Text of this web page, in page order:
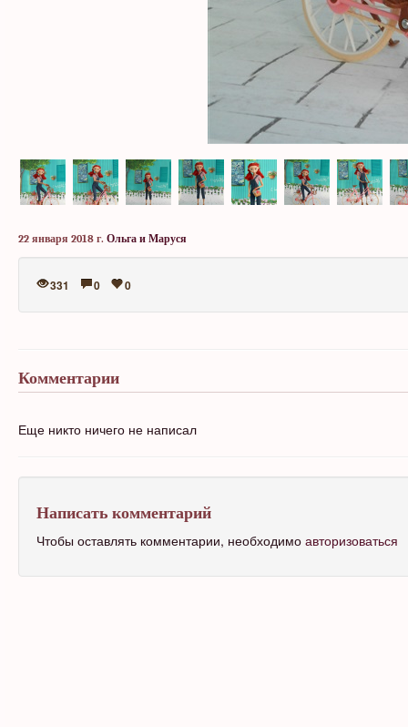
22 января 2018 г. Ольга и Маруся
331 0 0
Комментарии
Еще никто ничего не написал
Написать комментарий
Чтобы оставлять комментарии, необходимо авторизоваться